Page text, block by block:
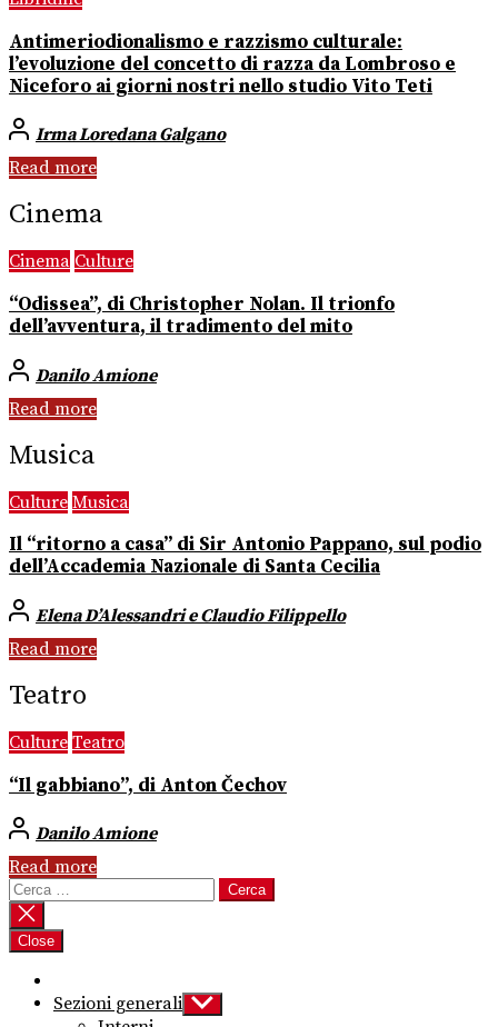
Antimeriodionalismo e razzismo culturale:
l’evoluzione del concetto di razza da Lombroso e
Niceforo ai giorni nostri nello studio Vito Teti
Irma Loredana Galgano
Read more
Cinema
Cinema Culture
“Odissea”, di Christopher Nolan. Il trionfo
dell’avventura, il tradimento del mito
Danilo Amione
Read more
Musica
Culture Musica
Il “ritorno a casa” di Sir Antonio Pappano, sul podio
dell’Accademia Nazionale di Santa Cecilia
Elena D’Alessandri e Claudio Filippello
Read more
Teatro
Culture Teatro
“Il gabbiano”, di Anton Čechov
Danilo Amione
Read more
Ricerca
per:
Close
Sezioni generali Show
sub